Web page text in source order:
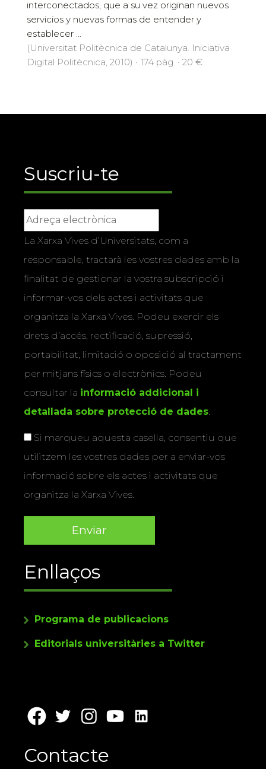
interconectados, que a su vez originan nuevos
servicios y nuevas formas de entender y
establecer ...
(Universitat Politècnica de Catalunya. Iniciativa
Digital Politècnica, 2010) · 174 pàg. · 20 €
Suscriu-te
La Xarxa Vives d’Universitats, com a
responsable, tractarà les vostres dades amb la
finalitat de gestionar la vostra subscripció i
informar-vos dels actes i activitats que
organitza la Xarxa Vives. Podeu exercir els
drets d’accés, rectificació, supressió,
portabilitat, limitació o oposició al tractament
per mitjans físics o electrònics. Podeu
consultar la informació addicional i
detallada sobre protecció de dades.
Si marqueu aquesta casella, consentiu que
utilitzem les vostres dades per a enviar-vos
informació sobre els actes i activitats que
organitza la Xarxa Vives.
Enllaços
Programa de publicacions
Editorials universitàries a Twitter
Contacte